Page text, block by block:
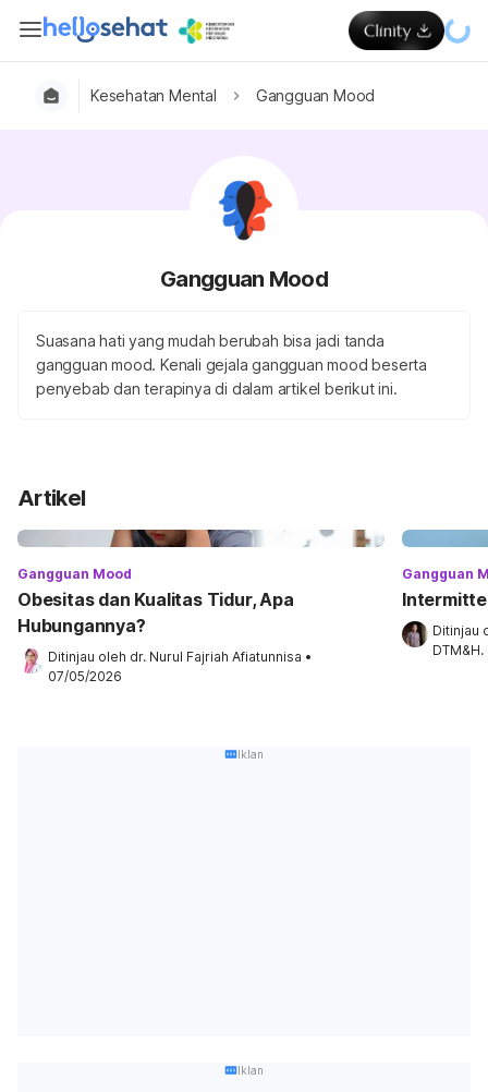
Kesehatan Mental Gangguan Mood
Gangguan Mood
Suasana hati yang mudah berubah bisa jadi tanda
gangguan mood. Kenali gejala gangguan mood beserta
penyebab dan terapinya di dalam artikel berikut ini.
Artikel
Gangguan Mood
Obesitas dan Kualitas Tidur, Apa
Hubungannya?
Ditinjau oleh dr. Nurul Fajriah Afiatunnisa •
07/05/2026
Gangguan
Ditinjau
DTM&H.
Iklan
Iklan